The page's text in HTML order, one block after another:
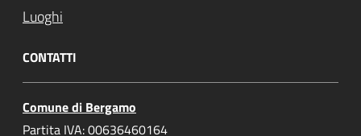
Luoghi
CONTATTI
Comune di Bergamo
Partita IVA: 00636460164